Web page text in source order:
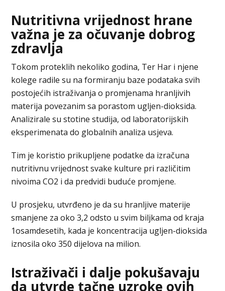
Nutritivna vrijednost hrane
važna je za očuvanje dobrog
zdravlja
Tokom proteklih nekoliko godina, Ter Har i njene
kolege radile su na formiranju baze podataka svih
postojećih istraživanja o promjenama hranljivih
materija povezanim sa porastom ugljen-dioksida.
Analizirale su stotine studija, od laboratorijskih
eksperimenata do globalnih analiza usjeva.
Tim je koristio prikupljene podatke da izračuna
nutritivnu vrijednost svake kulture pri različitim
nivoima CO2 i da predvidi buduće promjene.
U prosjeku, utvrđeno je da su hranljive materije
smanjene za oko 3,2 odsto u svim biljkama od kraja
1osamdesetih, kada je koncentracija ugljen-dioksida
iznosila oko 350 dijelova na milion.
Istraživači i dalje pokušavaju
da utvrde tačne uzroke ovih